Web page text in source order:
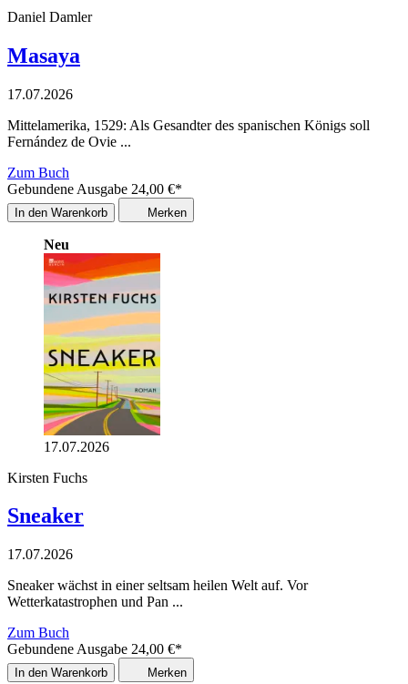
Daniel Damler
Masaya
17.07.2026
Mittelamerika, 1529: Als Gesandter des spanischen Königs soll
Fernández de Ovie ...
Zum Buch
Gebundene Ausgabe 24,00 €*
In den Warenkorb Merken
Neu
17.07.2026
Kirsten Fuchs
Sneaker
17.07.2026
Sneaker wächst in einer seltsam heilen Welt auf. Vor
Wetterkatastrophen und Pan ...
Zum Buch
Gebundene Ausgabe 24,00 €*
In den Warenkorb Merken